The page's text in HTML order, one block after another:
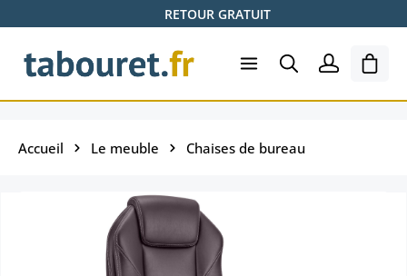
Passer au contenu principalRETOUR GRATUIT
Le
Accueil Le meuble Chaises de bureau